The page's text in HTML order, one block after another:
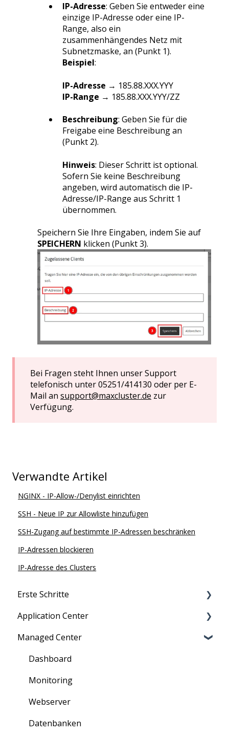
IP-Adresse: Geben Sie entweder eine
einzige IP-Adresse oder eine IP-
Range, also ein
zusammenhängendes Netz mit
Subnetzmaske, an (Punkt 1).
Beispiel:
IP-Adresse → 185.88.XXX.YYY
IP-Range → 185.88.XXX.YYY/ZZ
Beschreibung: Geben Sie für die
Freigabe eine Beschreibung an
(Punkt 2).
Hinweis: Dieser Schritt ist optional.
Sofern Sie keine Beschreibung
angeben, wird automatisch die IP-
Adresse/IP-Range aus Schritt 1
übernommen.
Speichern Sie Ihre Eingaben, indem Sie auf
SPEICHERN klicken (Punkt 3).
Bei Fragen steht Ihnen unser Support
telefonisch unter 05251/414130 oder per E-
Mail an support@maxcluster.de zur
Verfügung.
Verwandte Artikel
NGINX - IP-Allow-/Denylist einrichten
SSH - Neue IP zur Allowliste hinzufügen
SSH-Zugang auf bestimmte IP-Adressen beschränken
IP-Adressen blockieren
IP-Adresse des Clusters
Erste Schritte
Migration zu maxcluster
Nutzerverwaltung
Zugriff
Information für Neukunden
Application Center
Persönliche Daten
Übersicht über Kunden, Cluster und mehr
Verträge: Bestellung und Kündigung
Rechnungen
Bestellungen
Managed Center
Dashboard
Monitoring
Webserver
Datenbanken